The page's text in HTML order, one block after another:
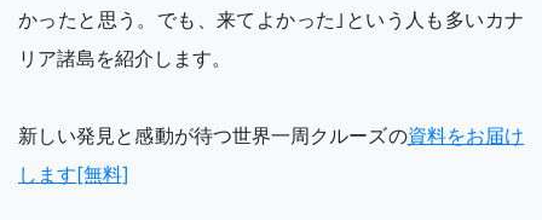
かったと思う。でも、来てよかった｣という人も多いカナ
リア諸島を紹介します。
新しい発見と感動が待つ世界一周クルーズの資料をお届け
します[無料]